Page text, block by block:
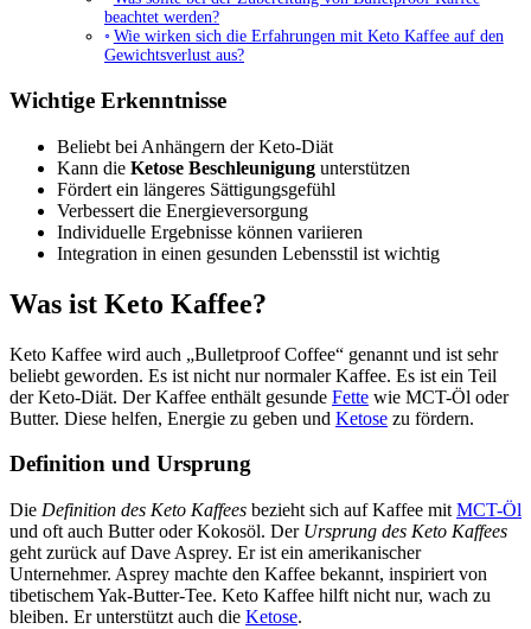
beachtet werden?
Wie wirken sich die Erfahrungen mit Keto Kaffee auf den
Gewichtsverlust aus?
Wichtige Erkenntnisse
Beliebt bei Anhängern der Keto-Diät
Kann die Ketose Beschleunigung unterstützen
Fördert ein längeres Sättigungsgefühl
Verbessert die Energieversorgung
Individuelle Ergebnisse können variieren
Integration in einen gesunden Lebensstil ist wichtig
Was ist Keto Kaffee?
Keto Kaffee wird auch „Bulletproof Coffee“ genannt und ist sehr
beliebt geworden. Es ist nicht nur normaler Kaffee. Es ist ein Teil
der Keto-Diät. Der Kaffee enthält gesunde Fette wie MCT-Öl oder
Butter. Diese helfen, Energie zu geben und Ketose zu fördern.
Definition und Ursprung
Die Definition des Keto Kaffees bezieht sich auf Kaffee mit MCT-Öl
und oft auch Butter oder Kokosöl. Der Ursprung des Keto Kaffees
geht zurück auf Dave Asprey. Er ist ein amerikanischer
Unternehmer. Asprey machte den Kaffee bekannt, inspiriert von
tibetischem Yak-Butter-Tee. Keto Kaffee hilft nicht nur, wach zu
bleiben. Er unterstützt auch die Ketose.